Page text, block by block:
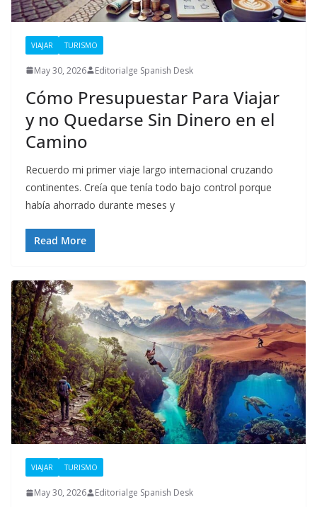
VIAJAR TURISMO
May 30, 2026 Editorialge Spanish Desk
Cómo Presupuestar Para Viajar
y no Quedarse Sin Dinero en el
Camino
Recuerdo mi primer viaje largo internacional cruzando
continentes. Creía que tenía todo bajo control porque
había ahorrado durante meses y
Read More
VIAJAR TURISMO
May 30, 2026 Editorialge Spanish Desk